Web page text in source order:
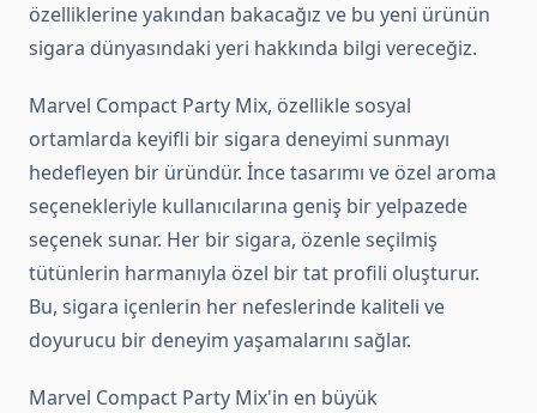
özelliklerine yakından bakacağız ve bu yeni ürünün
sigara dünyasındaki yeri hakkında bilgi vereceğiz.
Marvel Compact Party Mix, özellikle sosyal
ortamlarda keyifli bir sigara deneyimi sunmayı
hedefleyen bir üründür. İnce tasarımı ve özel aroma
seçenekleriyle kullanıcılarına geniş bir yelpazede
seçenek sunar. Her bir sigara, özenle seçilmiş
tütünlerin harmanıyla özel bir tat profili oluşturur.
Bu, sigara içenlerin her nefeslerinde kaliteli ve
doyurucu bir deneyim yaşamalarını sağlar.
Marvel Compact Party Mix'in en büyük